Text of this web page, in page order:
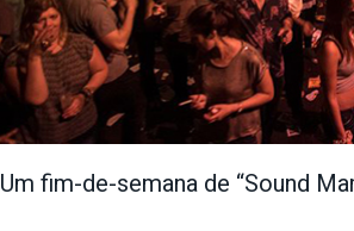
Um fim-de-semana de “Sound